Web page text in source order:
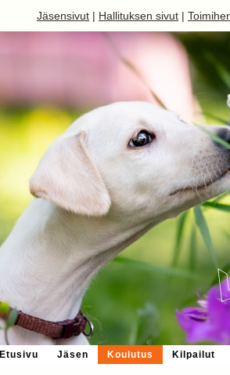
Jäsensivut | Hallituksen sivut |
Etusivu Jäsen Koulutus Kilpailut